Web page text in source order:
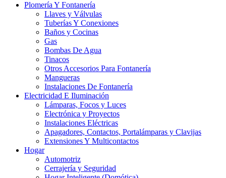
Plomería Y Fontanería
Llaves y Válvulas
Tuberías Y Conexiones
Baños y Cocinas
Gas
Bombas De Agua
Tinacos
Otros Accesorios Para Fontanería
Mangueras
Instalaciones De Fontanería
Electricidad E Iluminación
Lámparas, Focos y Luces
Electrónica y Proyectos
Instalaciones Eléctricas
Apagadores, Contactos, Portalámparas y Clavijas
Extensiones Y Multicontactos
Hogar
Automotriz
Cerrajería y Seguridad